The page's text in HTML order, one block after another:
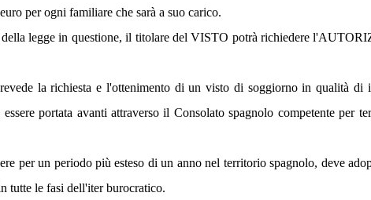
per ogni familiare che sarà a suo carico.
della legge in questione, il titolare del VISTO potrà richiedere
la richiesta e l'ottenimento di un visto di soggiorno in qualità di
portata avanti attraverso il Consolato spagnolo competente per
per un periodo più esteso di un anno nel territorio spagnolo, deve
tutte le fasi dell'iter burocratico.